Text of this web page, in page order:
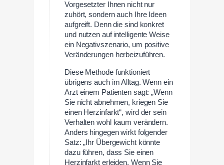
Vorgesetzter Ihnen nicht nur
zuhört, sondern auch Ihre Ideen
aufgreift. Denn die sind konkret
und nutzen auf intelligente Weise
ein Negativszenario, um positive
Veränderungen herbeizuführen.
Diese Methode funktioniert
übrigens auch im Alltag. Wenn ein
Arzt einem Patienten sagt: „Wenn
Sie nicht abnehmen, kriegen Sie
einen Herzinfarkt“, wird der sein
Verhalten wohl kaum verändern.
Anders hingegen wirkt folgender
Satz: „Ihr Übergewicht könnte
dazu führen, dass Sie einen
Herzinfarkt erleiden. Wenn Sie